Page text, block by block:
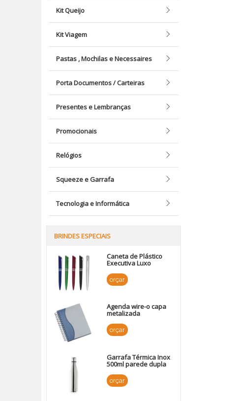
Kit Queijo
Kit Viagem
Pastas , Mochilas e Necessaires
Porta Documentos / Carteiras
Presentes e Lembranças
Promocionais
Relógios
Squeeze e Garrafa
Tecnologia e Informática
BRINDES ESPECIAIS
Caneta de Plástico
Executiva Luxo
orçar
Agenda wire-o capa
metalizada
orçar
Garrafa Térmica Inox
500ml parede dupla
orçar